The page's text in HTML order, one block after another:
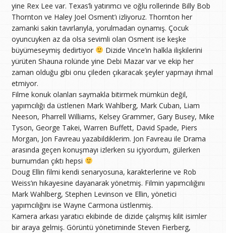
yine Rex Lee var. Texas’lı yatırımcı ve oğlu rollerinde Billy Bob
Thornton ve Haley Joel Osment’ı izliyoruz. Thornton her
zamanki sakin tavırlarıyla, yorulmadan oynamış. Çocuk
oyuncuyken az da olsa sevimli olan Osment ise keşke
büyümeseymiş dedirtiyor
Dizide Vince’in halkla ilişkilerini
yürüten Shauna rolünde yine Debi Mazar var ve ekip her
zaman olduğu gibi onu çileden çıkaracak şeyler yapmayı ihmal
etmiyor.
Filme konuk olanları saymakla bitirmek mümkün değil,
yapımcılığı da üstlenen Mark Wahlberg, Mark Cuban, Liam
Neeson, Pharrell Williams, Kelsey Grammer, Gary Busey, Mike
Tyson, George Takei, Warren Buffett, David Spade, Piers
Morgan, Jon Favreau yazabildiklerim. Jon Favreau ile Drama
arasında geçen konuşmayı izlerken su içiyordum, gülerken
burnumdan çıktı hepsi
Doug Ellin filmi kendi senaryosuna, karakterlerine ve Rob
Weiss’ın hikayesine dayanarak yönetmiş. Filmin yapımcılığını
Mark Wahlberg, Stephen Levinson ve Ellin, yönetici
yapımcılığını ise Wayne Carmona üstlenmiş.
Kamera arkası yaratıcı ekibinde de dizide çalışmış kilit isimler
bir araya gelmiş. Görüntü yönetiminde Steven Fierberg,